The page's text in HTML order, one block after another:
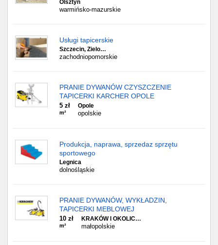
Olsztyn
warmińsko-mazurskie
Usługi tapicerskie
Szczecin, Zielo…
zachodniopomorskie
PRANIE DYWANÓW CZYSZCZENIE
TAPICERKI KARCHER OPOLE
5 zł
m²
Opole
opolskie
Produkcja, naprawa, sprzedaz sprzętu
sportowego
Legnica
dolnośląskie
PRANIE DYWANÓW, WYKŁADZIN,
TAPICERKI MEBLOWEJ
10 zł
m²
KRAKÓW I OKOLIC…
małopolskie